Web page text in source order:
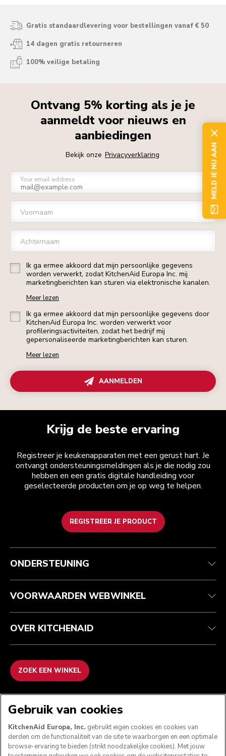
Gratis standaardlevering voor bestellingen vanaf € 50
14 dagen gratis retourneren
100% veilige betaling
Ontvang 5% korting als je je
aanmeldt voor nieuws en
aanbiedingen
Bekijk onze Privacyverklaring
Your email address
Voornaam
Achternaam
Ik ga ermee akkoord dat mijn persoonlijke gegevens
worden verwerkt, zodat KitchenAid Europa Inc. mij
marketingberichten kan sturen via elektronische kanalen.
Meer lezen
Ik ga ermee akkoord dat mijn persoonlijke gegevens door
KitchenAid Europa Inc. worden verwerkt voor
profileringsactiviteiten, zodat het bedrijf mij
gepersonaliseerde marketingberichten kan sturen.
Meer lezen
AANMELDEN
Krijg de beste ervaring
Registreer je keukenapparaten met een gerust hart. Je
ontvangt ondersteuningsmeldingen als je die nodig zou
hebben en een gratis digitale handleiding voor
geselecteerde producten om je op weg te helpen.
REGISTREER JE PRODUCT
Health check
Je bestelling volgen
Garantie en documenten
Veelgestelde vragen
Algemene voorwaarden
Retournering en terugbetaling
Imprint
ODR
Het merk
Zoek een winkel
ONDERSTEUNING
VOORWAARDEN WEBWINKEL
OVER KITCHENAID
ZOEK EEN WINKEL
VOLG ONS
MELD JE NU AAN
Gebruik van cookies
KitchenAid Europa, Inc. gebruikt eigen cookies en cookies van
derden om de functionaliteit van de site te waarborgen en een optimale
browse-ervaring te bieden (strikt noodzakelijke cookies). Met jouw